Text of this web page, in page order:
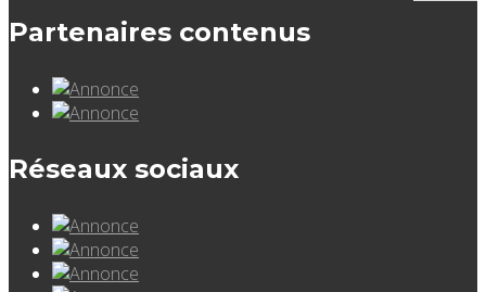
Partenaires contenus
Réseaux sociaux